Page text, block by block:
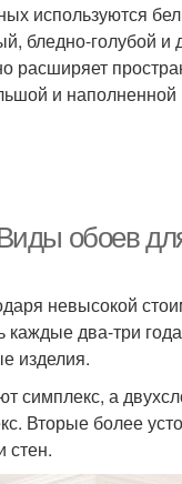
используются
бледно-голубой и
расширяет
и
обоев
невысокой
два-три
изделия.
симплекс, а
Вторые более
стен.